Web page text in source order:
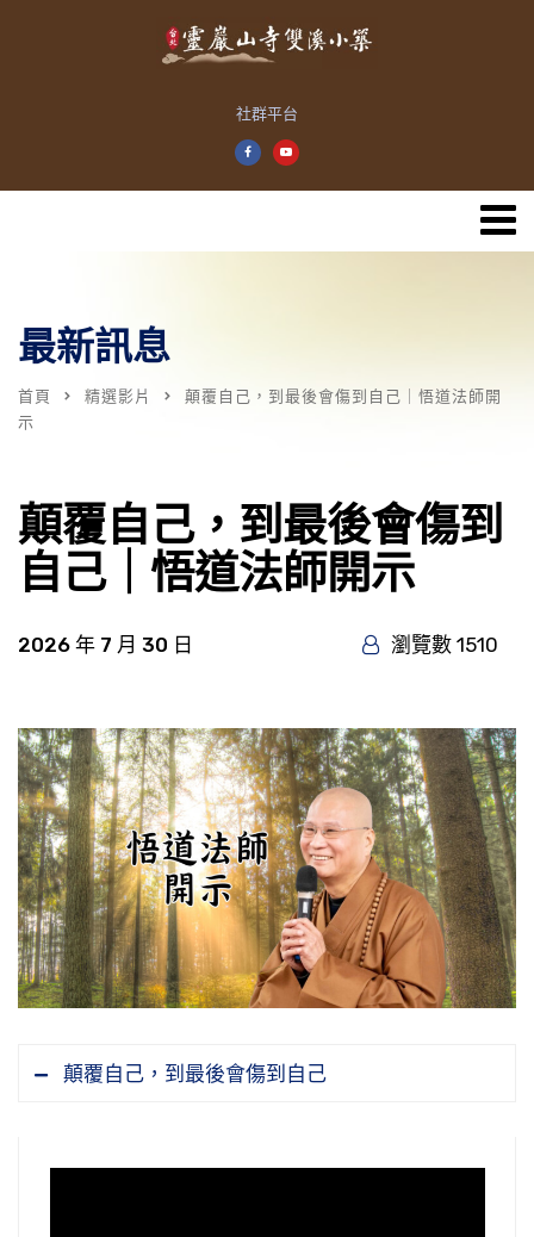
社群平台
最新訊息
首頁 精選影片
顛覆自己，到最後會傷到自己｜悟道法師開
示
顛覆自己，到最後會傷到
自己｜悟道法師開示
2026 年 7 月 30 日 瀏覽數 1510
顛覆自己，到最後會傷到自己